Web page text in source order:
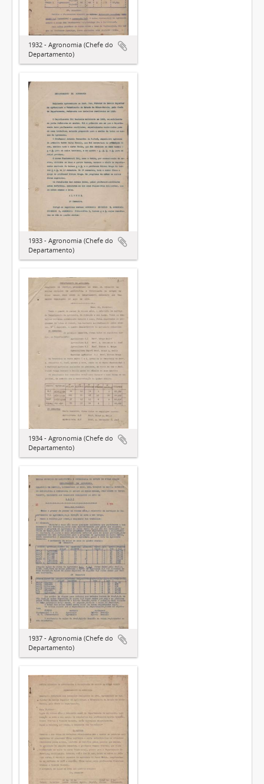
1932 - Agronomia (Chefe do
Departamento)
1933 - Agronomia (Chefe do
Departamento)
1934 - Agronomia (Chefe do
Departamento)
1937 - Agronomia (Chefe do
Departamento)